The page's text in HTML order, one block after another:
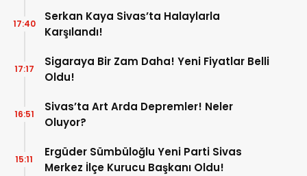
Serkan Kaya Sivas’ta Halaylarla
Karşılandı!
17:40
Sigaraya Bir Zam Daha! Yeni Fiyatlar Belli
Oldu!
17:17
Sivas’ta Art Arda Depremler! Neler
Oluyor?
16:51
Ergüder Sümbüloğlu Yeni Parti Sivas
Merkez İlçe Kurucu Başkanı Oldu!
15:11